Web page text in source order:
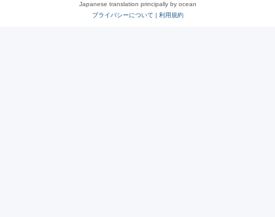
Japanese translation principally by ocean
プライバシーについて | 利用規約